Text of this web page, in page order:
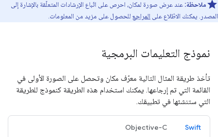
ملاحظة: عند عرض صورة لمكان، احرص على اتّباع الإرشادات المتعلّقة بالإشارة إلى
المصدر. يمكنك الاطّلاع على المراجع للحصول على مزيد من المعلومات.
نموذج التعليمات البرمجية
تأخذ طريقة المثال التالية معرّف مكان وتحصل على الصورة الأولى في
القائمة التي تم إرجاعها. يمكنك استخدام هذه الطريقة كنموذج للطريقة
التي ستنشئها في تطبيقك.
Swift
Objective-C